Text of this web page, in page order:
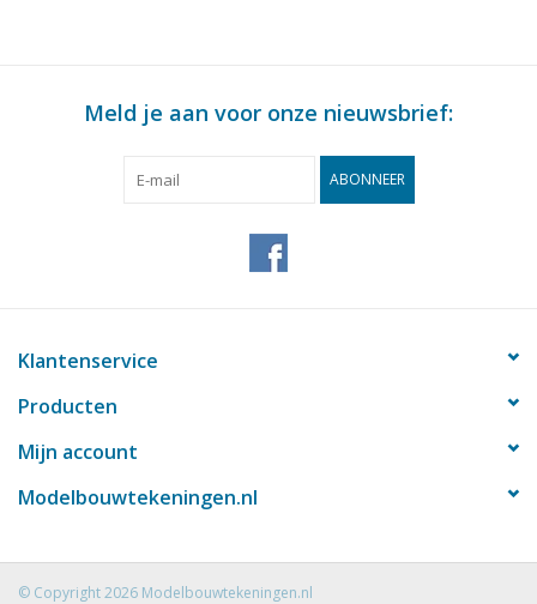
Meld je aan voor onze nieuwsbrief:
ABONNEER
Klantenservice
Producten
Mijn account
Modelbouwtekeningen.nl
© Copyright 2026 Modelbouwtekeningen.nl